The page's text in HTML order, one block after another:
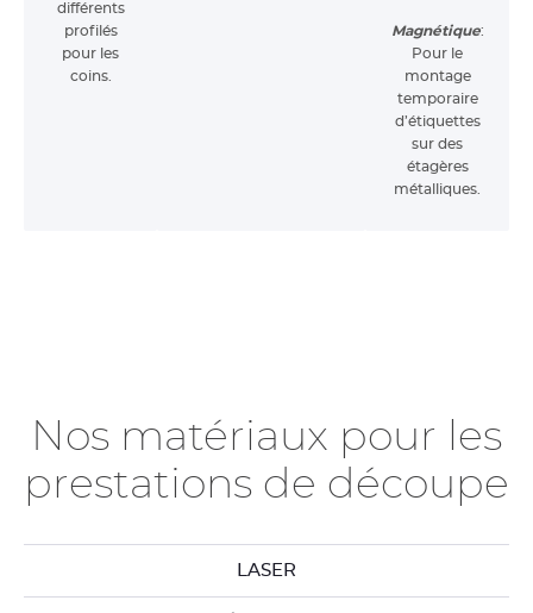
différents
profilés
pour les
coins.
Magnétique:
Pour le
montage
temporaire
d’étiquettes
sur des
étagères
métalliques.
Nos matériaux pour les
prestations de découpe
LASER